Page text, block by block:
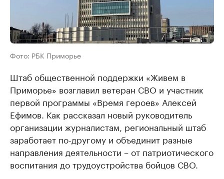
Фото: РБК Приморье
Штаб общественной поддержки «Живем в
Приморье» возглавил ветеран СВО и участник
первой программы «Время героев» Алексей
Ефимов. Как рассказал новый руководитель
организации журналистам, региональный штаб
заработает по-другому и объединит разные
направления деятельности – от патриотического
воспитания до трудоустройства бойцов СВО.